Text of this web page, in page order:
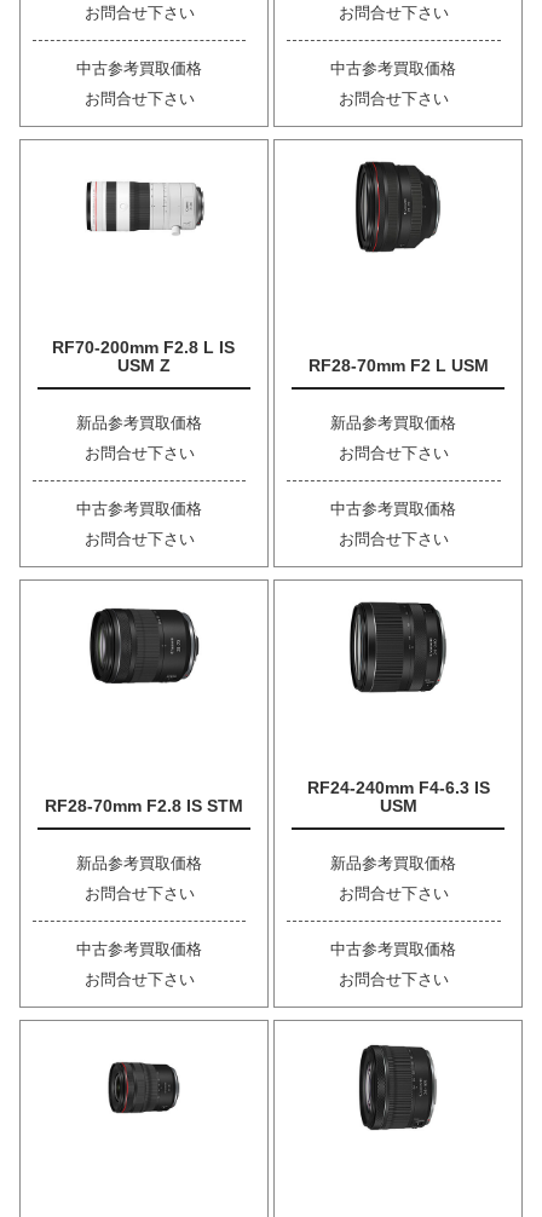
お問合せ下さい
中古参考買取価格
お問合せ下さい
お問合せ下さい
中古参考買取価格
お問合せ下さい
RF70-200mm F2.8 L IS
USM Z
新品参考買取価格
お問合せ下さい
中古参考買取価格
お問合せ下さい
RF28-70mm F2 L USM
新品参考買取価格
お問合せ下さい
中古参考買取価格
お問合せ下さい
RF28-70mm F2.8 IS STM
新品参考買取価格
お問合せ下さい
中古参考買取価格
お問合せ下さい
RF24-240mm F4-6.3 IS
USM
新品参考買取価格
お問合せ下さい
中古参考買取価格
お問合せ下さい